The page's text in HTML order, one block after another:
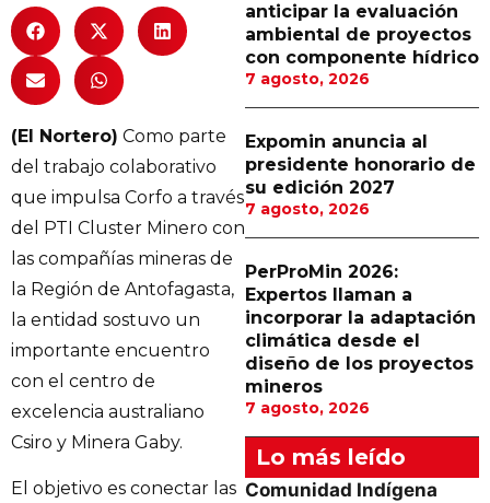
Siguenos
(El Nortero) Como parte
del trabajo colaborativo
que impulsa Corfo a través
del PTI Cluster Minero con
las compañías mineras de
la Región de Antofagasta,
la entidad sostuvo un
importante encuentro
con el centro de
excelencia australiano
Csiro y Minera Gaby.
El objetivo es conectar las
anticipar la evaluación
ambiental de proyectos
con componente hídrico
7 agosto, 2026
Expomin anuncia al
presidente honorario de
su edición 2027
7 agosto, 2026
PerProMin 2026:
Expertos llaman a
incorporar la adaptación
climática desde el
diseño de los proyectos
mineros
7 agosto, 2026
Lo más leído
Comunidad Indígena